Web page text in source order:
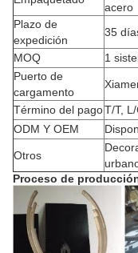
acero
Plazo de
expedición
35
MOQ
1
Puerto de
cargamento
Término del pagoT/T, L/
ODM Y OEM
Otros
Proceso de